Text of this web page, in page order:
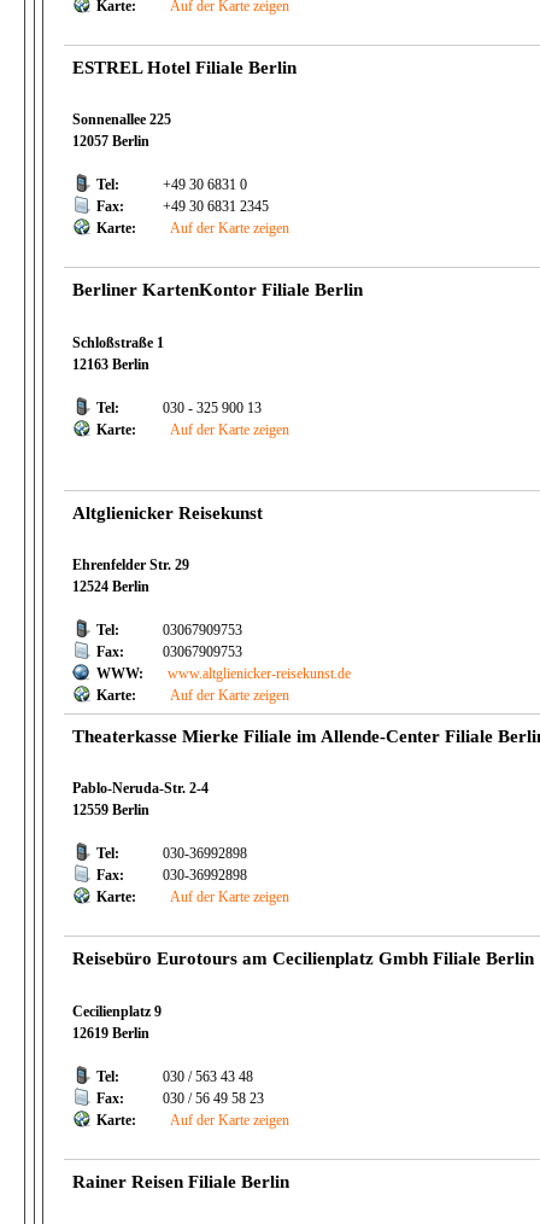
Karte: Auf der Karte zeigen
ESTREL Hotel Filiale Berlin
Sonnenallee 225
12057 Berlin
Tel:
+49 30 6831 0
Fax:
+49 30 6831 2345
Karte:
Auf der Karte zeigen
Berliner KartenKontor Filiale Berlin
Schloßstraße 1
12163 Berlin
Tel:
030 - 325 900 13
Karte:
Auf der Karte zeigen
Altglienicker Reisekunst
Ehrenfelder Str. 29
12524 Berlin
Tel:
03067909753
Fax:
03067909753
WWW:
www.altglienicker-reisekunst.de
Karte:
Auf der Karte zeigen
Theaterkasse Mierke Filiale im Allende-Center Filiale
Pablo-Neruda-Str. 2-4
12559 Berlin
Tel:
030-36992898
Fax:
030-36992898
Karte:
Auf der Karte zeigen
Reisebüro Eurotours am Cecilienplatz Gmbh Filiale Berlin
Cecilienplatz 9
12619 Berlin
Tel:
030 / 563 43 48
Fax:
030 / 56 49 58 23
Karte:
Auf der Karte zeigen
Rainer Reisen Filiale Berlin